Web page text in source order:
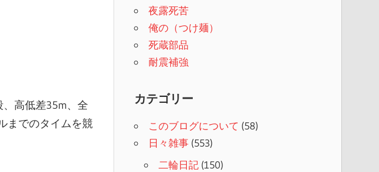
高低差35m、全
までのタイムを競
夜露死苦
俺の（つけ麺）
死蔵部品
耐震補強
カテゴリー
このブログについて (58)
日々雑事 (553)
二輪日記 (150)